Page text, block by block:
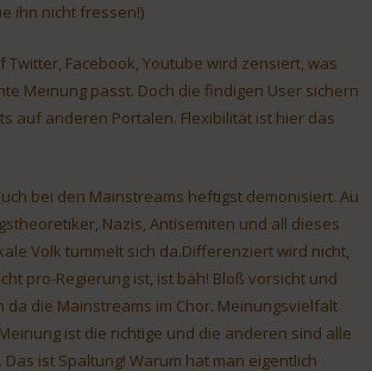
ihn nicht fressen!)
Twitter, Facebook, Youtube wird zensiert, was
Meinung passt. Doch die findigen User sichern
auf anderen Portalen. Flexibilität ist hier das
bei den Mainstreams heftigst demonisiert. Au
Nazis, Antisemiten und all dieses
Volk tummelt sich da.Differenziert wird nicht,
pro-Regierung ist, ist bäh! Bloß vorsicht und
da die Mainstreams im Chor. Meinungsvielfalt
ist die richtige und die anderen sind alle
ist Spaltung! Warum hat man eigentlich